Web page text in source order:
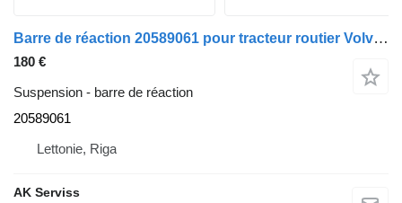
Barre de réaction 20589061 pour tracteur routier Volvo FH, FH II, FH III, FH12, FH16, FH16 II, FH16 III, FM, FM II, FM III, FM12, FM9, FMX, FMX II, FMX III
180 €
Suspension - barre de réaction
20589061
Lettonie, Riga
AK Serviss